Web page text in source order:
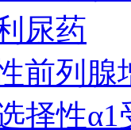
尿药
前列腺
择性α1